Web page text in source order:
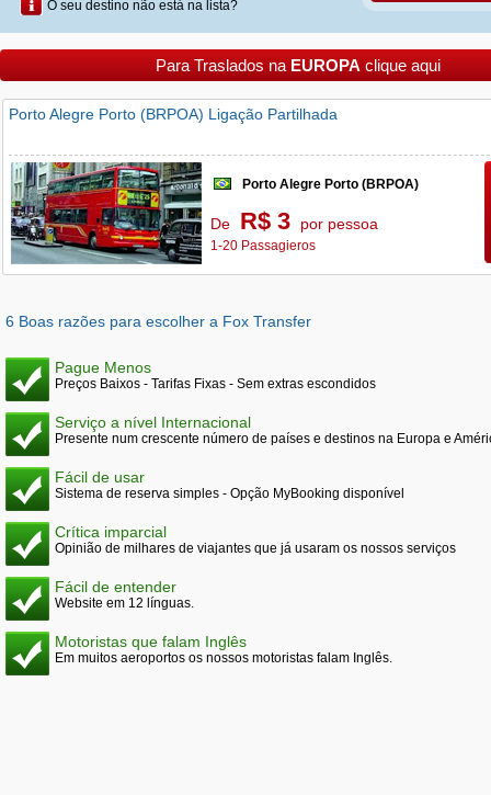
O seu destino não está na lista?
Para Traslados na EUROPA clique aqui
Porto Alegre Porto (BRPOA) Ligação Partilhada
Porto Alegre Porto (BRPOA)
De R$ 3 por pessoa
1-20 Passagieros
6 Boas razões para escolher a Fox Transfer
Pague Menos
Preços Baixos - Tarifas Fixas - Sem extras escondidos
Serviço a nível Internacional
Presente num crescente número de países e destinos na Europa e
Fácil de usar
Sistema de reserva simples - Opção MyBooking disponível
Crítica imparcial
Opinião de milhares de viajantes que já usaram os nossos serviços
Fácil de entender
Website em 12 línguas.
Motoristas que falam Inglês
Em muitos aeroportos os nossos motoristas falam Inglês.